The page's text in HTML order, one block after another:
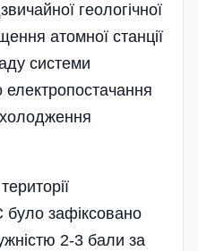
геологічної
атомної станції
системи
електропостачання
зафіксовано
2-3 бали за